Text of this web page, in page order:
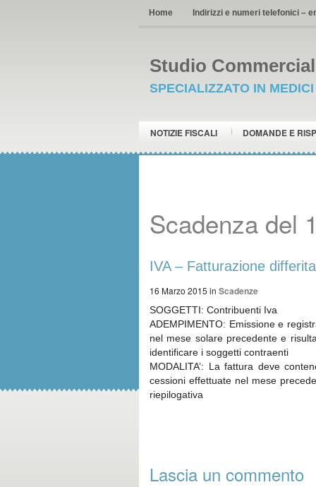
Home Indirizzi e numeri telefonici –
Studio
SPECIALIZZATO IN
NOTIZIE FISCALI DOMANDE E
Scadenza del
IVA – Fatturazione
16 Marzo 2015 in Scadenze
SOGGETTI: Contribuenti Iva
ADEMPIMENTO: Emissione e
nel mese solare precedente e
identificare i soggetti contraenti
MODALITA’: La fattura deve
cessioni effettuate nel mese
riepilogativa
Lascia un commento